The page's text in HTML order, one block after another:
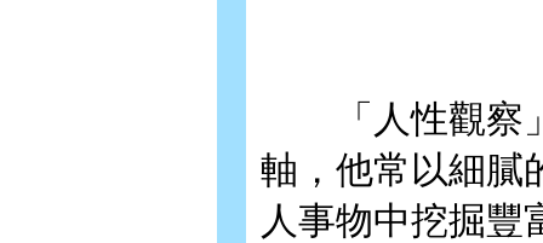
「人性觀察」
軸，他常以細膩
人事物中挖掘豐